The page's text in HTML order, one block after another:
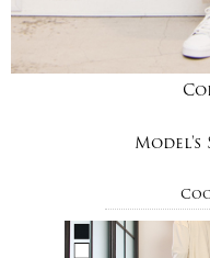
Model's